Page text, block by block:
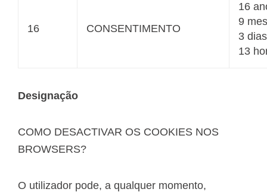
16 CONSENTIMENTO
16
9
3 dias
13
Designação
COMO DESACTIVAR OS COOKIES NOS
BROWSERS?
O utilizador pode, a qualquer momento,